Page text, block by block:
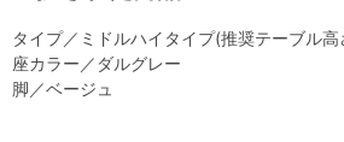
タイプ／ミドルハイタイプ(推奨テーブル
座カラー／ダルグレー
脚／ベージュ